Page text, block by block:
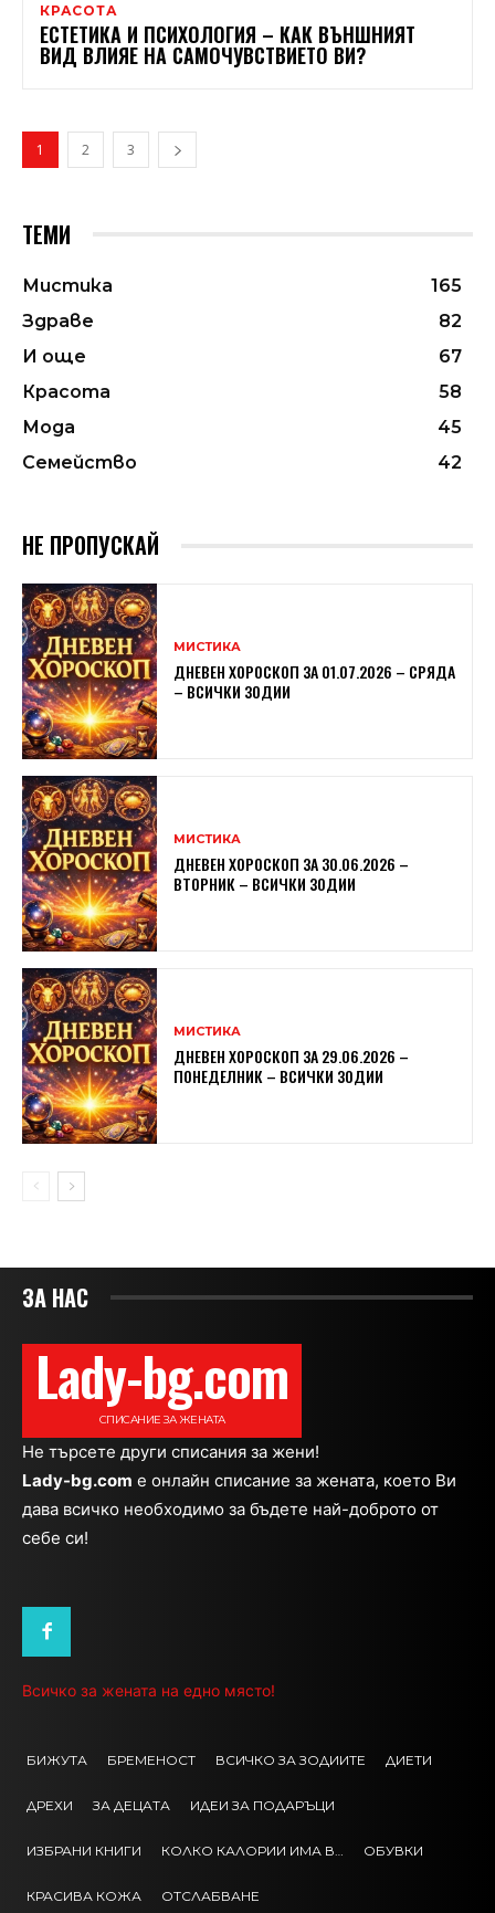
КРАСОТА
ЕСТЕТИКА И ПСИХОЛОГИЯ – КАК ВЪНШНИЯТ
ВИД ВЛИЯЕ НА САМОЧУВСТВИЕТО ВИ?
1 2 3
ТЕМИ
Мистика
165
Здраве
82
И още
67
Красота
58
Мода
45
Семейство
42
НЕ ПРОПУСКАЙ
МИСТИКА
ДНЕВЕН ХОРОСКОП ЗА 01.07.2026 – СРЯДА
– ВСИЧКИ ЗОДИИ
МИСТИКА
ДНЕВЕН ХОРОСКОП ЗА 30.06.2026 –
ВТОРНИК – ВСИЧКИ ЗОДИИ
МИСТИКА
ДНЕВЕН ХОРОСКОП ЗА 29.06.2026 –
ПОНЕДЕЛНИК – ВСИЧКИ ЗОДИИ
ЗА НАС
Lady-bg.com
СПИСАНИЕ ЗА ЖЕНАТА
Не търсете други списания за жени!
Lady-bg.com e онлайн списание за жената, което Ви
дава всичко необходимо за бъдете най-доброто от
себе си!
Всичко за жената на едно място!
БИЖУТА БРЕМЕНОСТ ВСИЧКО ЗА ЗОДИИТЕ ДИЕТИ
ДРЕХИ ЗА ДЕЦАТА ИДЕИ ЗА ПОДАРЪЦИ
ИЗБРАНИ КНИГИ КОЛКО КАЛОРИИ ИМА В… ОБУВКИ
КРАСИВА КОЖА ОТСЛАБВАНЕ